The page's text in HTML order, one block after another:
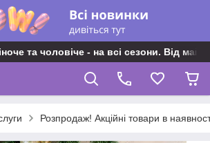
та чоловіче - на всі сезони. Від
Розпродаж! Акційні товари в